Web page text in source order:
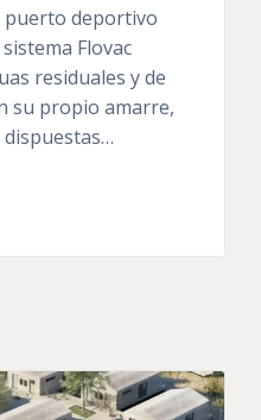
deportivo
Flovac
residuales y de
su propio amarre,